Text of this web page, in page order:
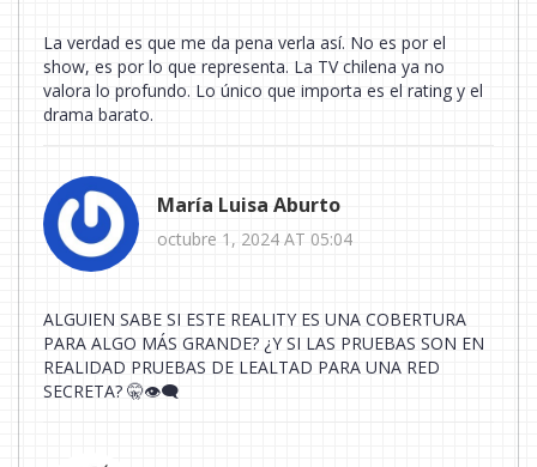
La verdad es que me da pena verla así. No es por el
show, es por lo que representa. La TV chilena ya no
valora lo profundo. Lo único que importa es el rating y el
drama barato.
María Luisa Aburto
octubre 1, 2024 AT 05:04
ALGUIEN SABE SI ESTE REALITY ES UNA COBERTURA
PARA ALGO MÁS GRANDE? ¿Y SI LAS PRUEBAS SON EN
REALIDAD PRUEBAS DE LEALTAD PARA UNA RED
SECRETA? 🤫👁️‍🗨️